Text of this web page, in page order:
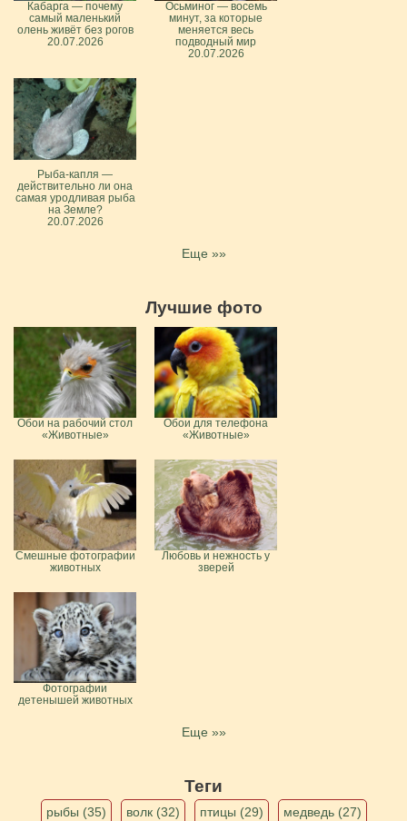
Кабарга — почему
самый маленький
олень живёт без рогов
20.07.2026
Осьминог — восемь
минут, за которые
меняется весь
подводный мир
20.07.2026
Рыба-капля —
действительно ли она
самая уродливая рыба
на Земле?
20.07.2026
Еще »»
Лучшие фото
Обои на рабочий стол
«Животные»
Обои для телефона
«Животные»
Смешные фотографии
животных
Любовь и нежность у
зверей
Фотографии
детенышей животных
Еще »»
Теги
рыбы (35) волк (32) птицы (29) медведь (27)